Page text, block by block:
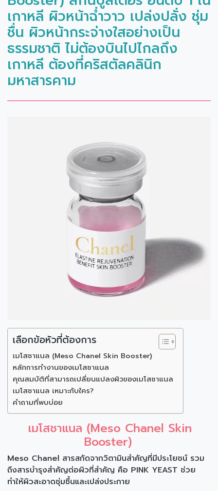
เกาหลี ผิวหน้าฉ่ำวาว เปล่งปลั่ง ชุ่ม
ชื่น ผิวหน้ากระจ่างใสอย่างเป็น
ธรรมชาติ ไม่ต้องบินไปไกลถึง
เกาหลี ต้องที่คริสตัลคลินิก
มหาสารคาม
เลือกข้อหัวที่ต้องการ
เมโสชาแนล (Meso Chanel Skin Booster)
หลักการทำงานของเมโสชาแนล
คุณสมบัติที่สามารถเปลี่ยนแปลงผิวของเมโสชาแนล
เมโสชาแนล เหมาะกับใคร?
คำถามที่พบบ่อย
เมโสชาแนล (Meso Chanel Skin
Booster)
Meso Chanel สารสกัดจากวิตามินสำคัญที่มีประโยชน์ รวม
ถึงสารบำรุงสำคัญต่อผิวที่สำคัญ คือ PINK YEAST ช่วย
ทำให้ผิวสะอาดชุ่มชื้นและเปล่งประกาย